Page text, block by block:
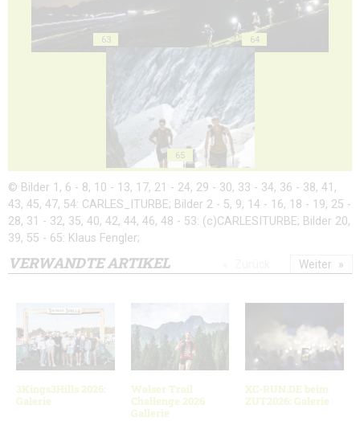
63 64
65
© Bilder 1, 6 - 8, 10 - 13, 17, 21 - 24, 29 - 30, 33 - 34, 36 - 38, 41,
43, 45, 47, 54: CARLES_ITURBE; Bilder 2 - 5, 9, 14 - 16, 18 - 19, 25 -
28, 31 - 32, 35, 40, 42, 44, 46, 48 - 53: (c)CARLESITURBE; Bilder 20,
39, 55 - 65: Klaus Fengler;
VERWANDTE ARTIKEL
3Kings3Hills 2026:
Galerie
Walser Trail
Challenge 2026
Gallerie
XC-RUN.DE beim
ZUT2026: Galerie
Weiter